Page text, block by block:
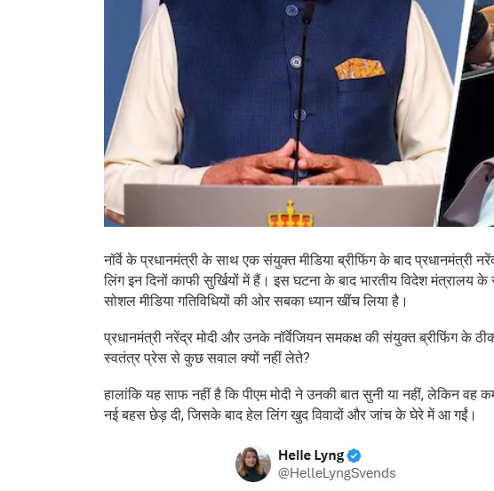
नॉर्वे के प्रधानमंत्री के साथ एक संयुक्त मीडिया ब्रीफिंग के बाद प्रधानमंत्री
लिंग इन दिनों काफी सुर्खियों में हैं। इस घटना के बाद भारतीय विदेश
सोशल मीडिया गतिविधियों की ओर सबका ध्यान खींच लिया है।
प्रधानमंत्री नरेंद्र मोदी और उनके नॉर्वेजियन समकक्ष की संयुक्त ब्रीफिंग के
स्वतंत्र प्रेस से कुछ सवाल क्यों नहीं लेते?
हालांकि यह साफ नहीं है कि पीएम मोदी ने उनकी बात सुनी या नहीं, लेकिन
नई बहस छेड़ दी, जिसके बाद हेल लिंग खुद विवादों और जांच के घेरे में आ गईं।